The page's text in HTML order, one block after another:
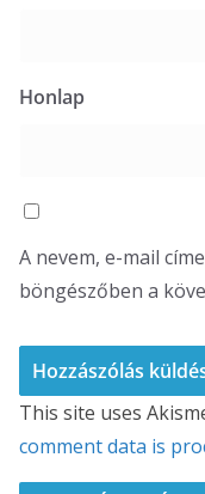
Honlap
A nevem, e-mail
böngészőben a
This site uses
comment data is